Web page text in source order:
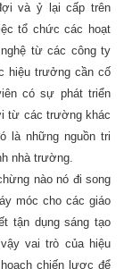
và ỷ lại cấp trên
tổ chức các hoạt
từ các công ty
hiệu trưởng cần cố
có sự phát triển
từ các trường khác
là những nguồn tri
nhà trường.
nào nó đi song
móc cho các giáo
tận dụng sáng tạo
vai trò của hiệu
chiến lược để